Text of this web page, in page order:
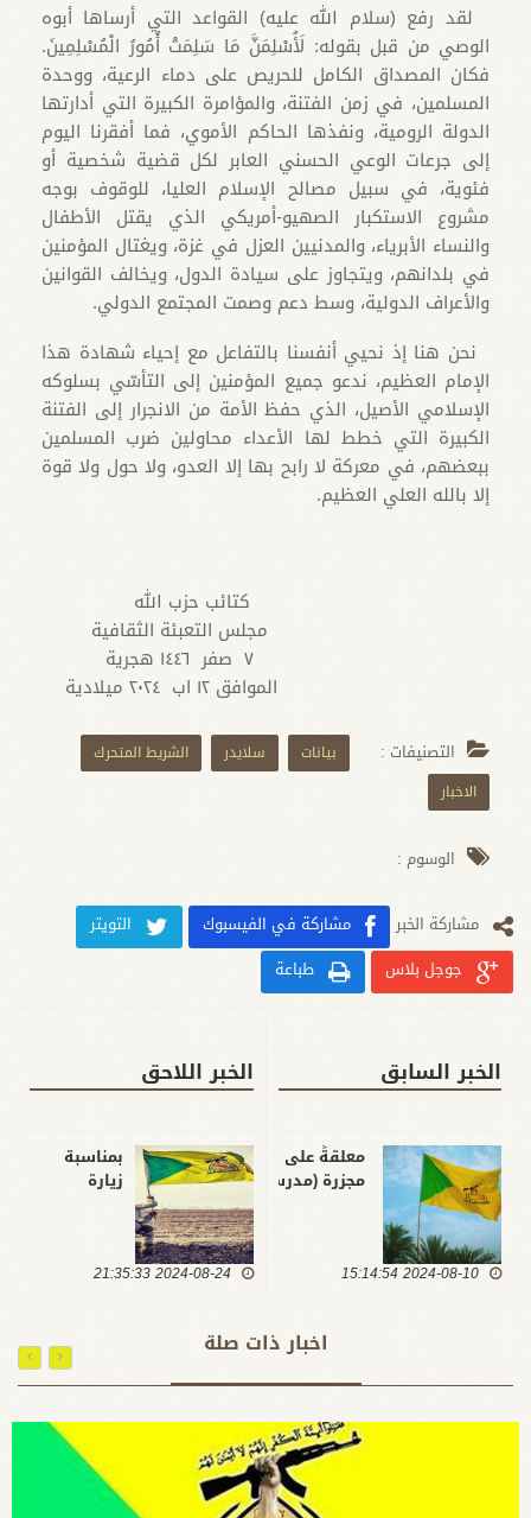
لقد رفع (سلام الله عليه) القواعد التي أرساها أبوه
الوصي من قبل بقوله: لَأُسْلِمَنَّ مَا سَلِمَتْ أُمُورُ الْمُسْلِمِينَ.
فكان المصداق الكامل للحريص على دماء الرعية، ووحدة
المسلمين، في زمن الفتنة، والمؤامرة الكبيرة التي أدارتها
الدولة الرومية، ونفذها الحاكم الأموي، فما أفقرنا اليوم
إلى جرعات الوعي الحسني العابر لكل قضية شخصية أو
فئوية، في سبيل مصالح الإسلام العليا، للوقوف بوجه
مشروع الاستكبار الصهيو-أمريكي الذي يقتل الأطفال
والنساء الأبرياء، والمدنيين العزل في غزة، ويغتال المؤمنين
في بلدانهم، ويتجاوز على سيادة الدول، ويخالف القوانين
والأعراف الدولية، وسط دعم وصمت المجتمع الدولي.
نحن هنا إذ نحيي أنفسنا بالتفاعل مع إحياء شهادة هذا
الإمام العظيم، ندعو جميع المؤمنين إلى التأسّي بسلوكه
الإسلامي الأصيل، الذي حفظ الأمة من الانجرار إلى الفتنة
الكبيرة التي خطط لها الأعداء محاولين ضرب المسلمين
ببعضهم، في معركة لا رابح بها إلا العدو، ولا حول ولا قوة
إلا بالله العلي العظيم.
كتائب حزب الله
مجلس التعبئة الثقافية
الموافق ١٢ اب ۲۰۲٤ ميلادية
التصنيفات : بيانات سلايدر
الشريط المتحرك
الاخبار
الوسوم :
مشارکة الخبر مشاركة في الفيسبوك
التويتر
جوجل بلاس
طباعة
الخبر السابق
معلقةً على
مجزرة (مدرسة
الأساليب
المقاومين عن
في فلسطين
والمنطقة
2024-08-10 15:14:54
الخبر اللاحق
بمناسبة
زيارة
فلسطين
ما جرى على
أهل بيت
النبوة في
كربلاء
2024-08-24 21:35:33
اخبار ذات صلة